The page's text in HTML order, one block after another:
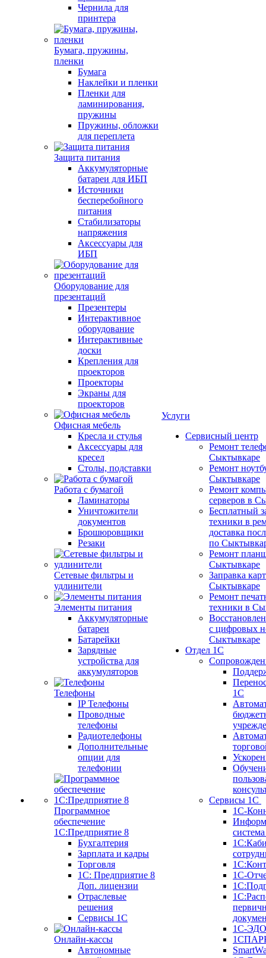
Чернила для
принтера
Бумага, пружины,
пленки
Бумага
Наклейки и пленки
Пленки для
ламинирования,
пружины
Пружины, обложки
для переплета
Защита питания
Аккумуляторные
батареи для ИБП
Источники
бесперебойного
питания
Стабилизаторы
напряжения
Аксессуары для
ИБП
Оборудование для
презентаций
Презентеры
Интерактивное
оборудование
Интерактивные
доски
Крепления для
проекторов
Проекторы
Экраны для
проекторов
Офисная мебель
Кресла и стулья
Аксессуары для
кресел
Столы, подставки
Работа с бумагой
Ламинаторы
Уничтожители
документов
Брошюровщики
Резаки
Сетевые фильтры и
удлинители
Элементы питания
Аккумуляторные
батареи
Батарейки
Зарядные
устройства для
аккумуляторов
Телефоны
IP Телефоны
Проводные
телефоны
Радиотелефоны
Дополнительные
опции для
телефонии
Программное
обеспечение
1С:Предприятие 8
Бухгалтерия
Зарплата и кадры
Торговля
1C: Предприятие 8
Доп. лицензии
Отраслевые
решения
Сервисы 1С
Онлайн-кассы
Автономные
Услуги
Сервисный центр
Ремонт
Сыктывкаре
Ремонт
Сыктывкаре
Ремонт
серверов в
Бесплатный
техники в
доставка
по
Ремонт
Сыктывкаре
Заправка
Сыктывкаре
Ремонт
техники в
с цифровых
Сыктывкаре
Отдел 1С
1С
Сервисы 1С
1С-
1С-
1С-ЭДО